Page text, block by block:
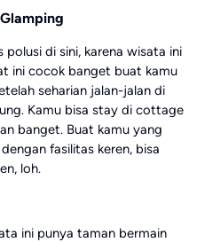
di sini, karena wisata ini
ini cocok banget buat kamu
seharian jalan-jalan di
Kamu bisa stay di cottage
banget. Buat kamu yang
fasilitas keren, bisa
loh.
ini punya taman bermain